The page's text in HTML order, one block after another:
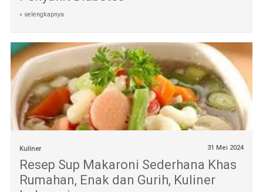
» selengkapnya
Kuliner 31 Mei 2024
Resep Sup Makaroni Sederhana Khas
Rumahan, Enak dan Gurih, Kuliner